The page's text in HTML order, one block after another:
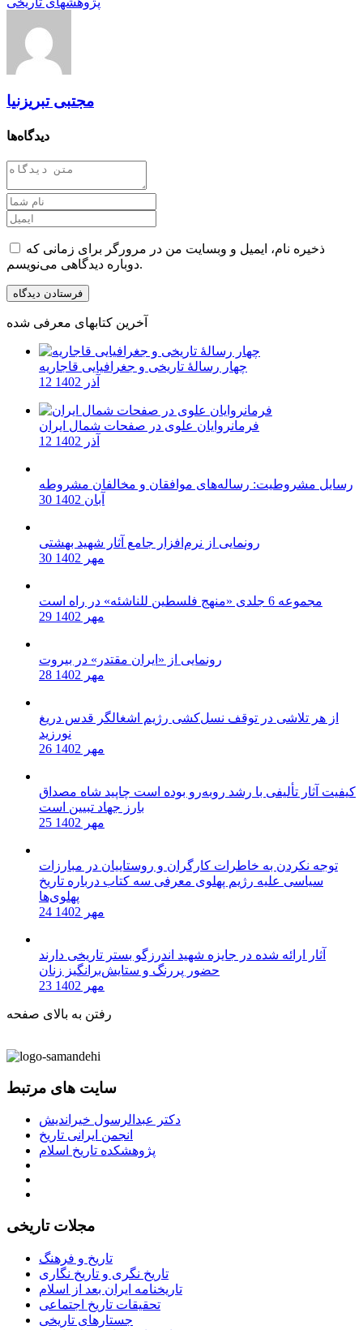
مجتبی تبریزنیا
دیدگاه‌ها
ذخیره نام، ایمیل و وبسایت من در مرورگر برای زمانی که
دوباره دیدگاهی می‌نویسم.
آخرین کتابهای معرفی شده
چهار رسالۀ تاریخی و جغرافیایی قاجاریه
12 آذر 1402
فرمانروایان علوی در صفحات شمال ایران
12 آذر 1402
رسایل مشروطیت: رساله‌های موافقان و مخالفان مشروطه
30 آبان 1402
رونمایی از نرم‌افزار جامع آثار شهید بهشتی
30 مهر 1402
مجموعه 6 جلدی «منهج فلسطین للناشئه» در راه است
29 مهر 1402
رونمایی از «ایران مقتدر» در بیروت
28 مهر 1402
از هر تلاشی در توقف نسل‌کشی رژیم اشغالگر قدس دریغ
نورزید
26 مهر 1402
کیفیت آثار تألیفی با رشد روبه‌رو بوده است چاپید شاه مصداق
بارز جهاد تبیین است
25 مهر 1402
توجه نکردن به خاطرات کارگران و روستاییان در مبارزات
سیاسی علیه رژیم پهلوی معرفی سه کتاب درباره تاریخ
پهلوی‌ها
24 مهر 1402
آثار ارائه شده در جایزه شهید اندرزگو بستر تاریخی دارند
حضور پررنگ و ستایش‌برانگیز زنان
23 مهر 1402
رفتن به بالای صفحه
سایت های مرتبط
دکتر عبدالرسول خیراندیش
انجمن ایرانی تاریخ
پژوهشکده تاریخ اسلام
مجلات تاریخی
تاریخ و فرهنگ
تاریخ نگری و تاریخ نگاری
تاریخنامه ایران بعد از اسلام
تحقیقات تاریخ اجتماعی
جستارهای تاریخی